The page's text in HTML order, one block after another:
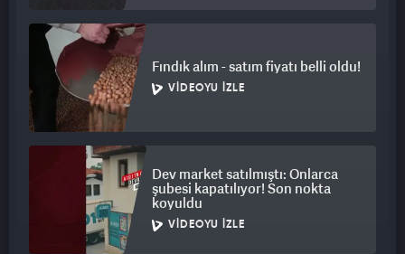
Fındık alım - satım fiyatı belli oldu!
VIDEOYU İZLE
Dev market satılmıştı: Onlarca
şubesi kapatılıyor! Son nokta
koyuldu
VIDEOYU İZLE